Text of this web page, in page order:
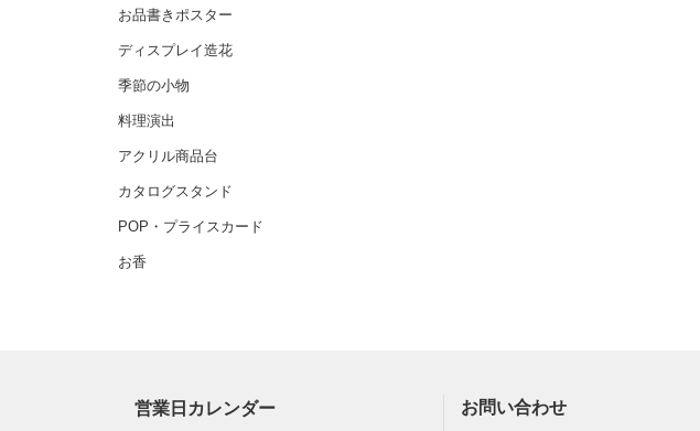
お品書きポスター
ディスプレイ造花
季節の小物
料理演出
アクリル商品台
カタログスタンド
POP・プライスカード
お香
営業日カレンダー お問い合わせ